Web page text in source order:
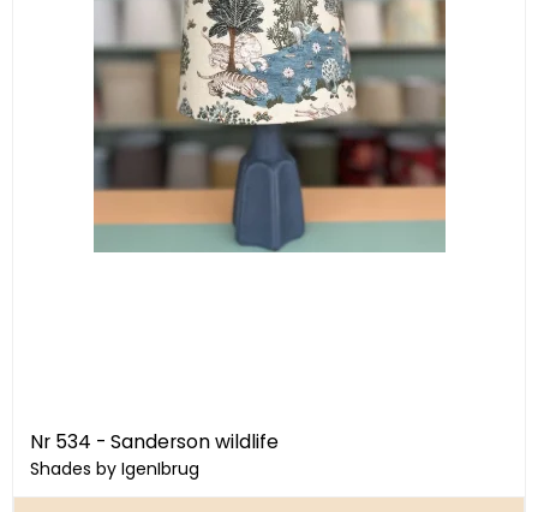
Nr 534 - Sanderson wildlife
Shades by IgenIbrug